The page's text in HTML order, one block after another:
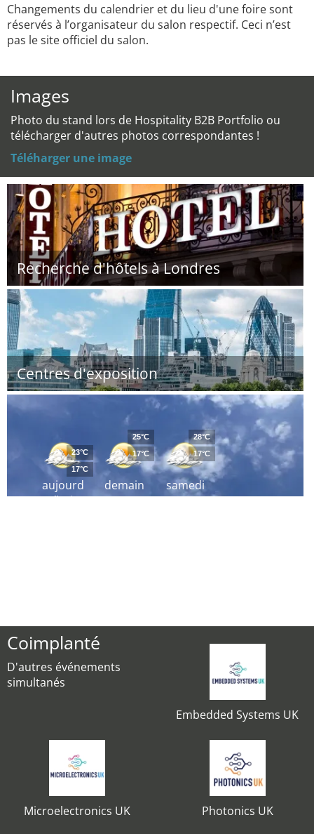
Changements du calendrier et du lieu d'une foire sont
réservés à l’organisateur du salon respectif. Ceci n’est
pas le site officiel du salon.
Images
Photo du stand lors de Hospitality B2B Portfolio ou
télécharger d'autres photos correspondantes !
Téléharger une image
Recherche d'hôtels à Londres
Centres d'exposition
aujourd
´hui
23°C
17°C
demain
25°C
17°C
samedi
28°C
17°C
Coimplanté
D'autres événements
simultanés
Embedded Systems UK
Microelectronics UK Photonics UK